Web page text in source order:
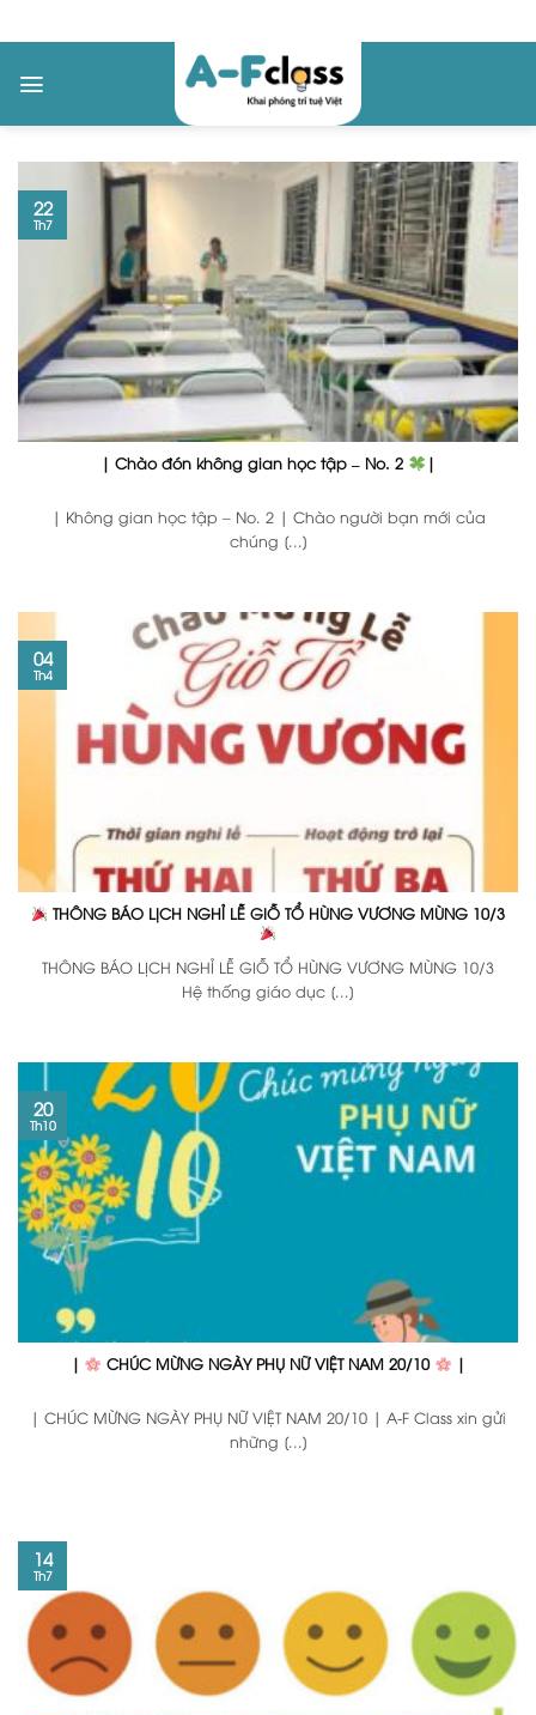
to
| Chào đón không gian học tập – No. 2 |
| Không gian học tập – No. 2 | Chào người bạn mới của
chúng [...]
22
Th7
THÔNG BÁO LỊCH NGHỈ LỄ GIỖ TỔ HÙNG VƯƠNG MÙNG 10/3
THÔNG BÁO LỊCH NGHỈ LỄ GIỖ TỔ HÙNG VƯƠNG MÙNG 10/3
Hệ thống giáo dục [...]
04
Th4
| CHÚC MỪNG NGÀY PHỤ NỮ VIỆT NAM 20/10 |
| CHÚC MỪNG NGÀY PHỤ NỮ VIỆT NAM 20/10 | A-F Class xin gửi
những [...]
20
Th10
14
Th7